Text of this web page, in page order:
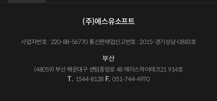
(주)에스유소프트
사업자번호 : 220-88-56770 통신판매업신고번호 : 2015-경기성남-0883호
부산
(48059) 부산 해운대구 센텀중앙로 48 에이스하이테크21 914호
T. 1544-8128 F. 051-744-4970